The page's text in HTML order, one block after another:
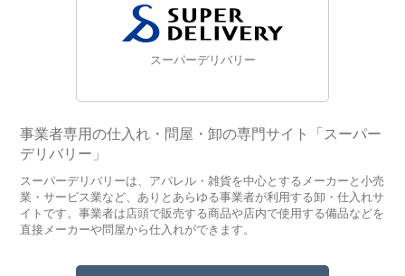
スーパーデリバリー
事業者専用の仕入れ・問屋・卸の専門サイト「スーパー
デリバリー」
スーパーデリバリーは、アパレル・雑貨を中心とするメーカーと小売
業・サービス業など、ありとあらゆる事業者が利用する卸・仕入れサ
イトです。事業者は店頭で販売する商品や店内で使用する備品などを
直接メーカーや問屋から仕入れができます。